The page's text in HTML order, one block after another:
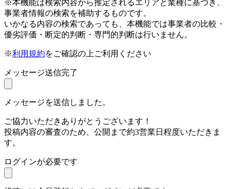
※本機能は検索内容から推定されるエリアと業種に基づき、
事業者情報の検索を補助するものです。
いかなる内容の検索であっても、本機能では事業者の比較・
優劣評価・断定的判断・専門的判断は行いません。
※利用規約をご確認の上ご利用ください
メッセージ送信完了
メッセージを送信しました。
ご協力いただきありがとうございます！
投稿内容の審査のため、公開まで約3営業日程度いただきま
す。
ログインが必要です